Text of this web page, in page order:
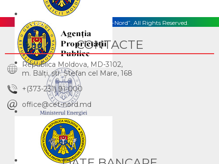
Copyright © 2026, S.A. „CET-Nord”. All Rights Reserved.
CONTACTE
Republica Moldova, MD-3102,
m. Bălţi, str. Ştefan cel Mare, 168
+(373-231) 91-000
office@cet-nord.md